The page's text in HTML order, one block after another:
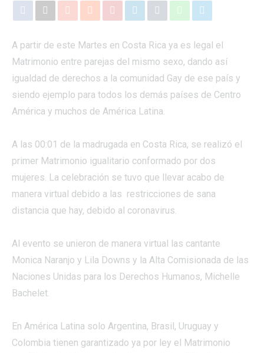
A partir de este Martes en Costa Rica ya es legal el
Matrimonio entre parejas del mismo sexo, dando así
igualdad de derechos a la comunidad Gay de ese país y
siendo ejemplo para todos los demás países de Centro
América y muchos de América Latina.
A las 00:01 de la madrugada en Costa Rica, se realizó el
primer Matrimonio igualitario conformado por dos
mujeres. La celebración se tuvo que llevar acabo de
manera virtual debido a las restricciones de sana
distancia que hay, debido al coronavirus.
Al evento se unieron de manera virtual las cantante
Monica Naranjo y Lila Downs y la Alta Comisionada de las
Naciones Unidas para los Derechos Humanos, Michelle
Bachelet.
En América Latina solo Argentina, Brasil, Uruguay y
Colombia tienen garantizado ya por ley el Matrimonio